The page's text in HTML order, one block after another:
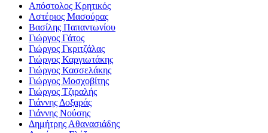
Απόστολος Κρητικός
Αστέριος Μασούρας
Βασίλης Παπαντωνίου
Γιώργος Γάτος
Γιώργος Γκριτζάλας
Γιώργος Καργιωτάκης
Γιώργος Κασσελάκης
Γιώργος Μοσχοβίτης
Γιώργος Τζιραλής
Γιάννης Δοξαράς
Γιάννης Νούσης
Δημήτρης Αθανασιάδης